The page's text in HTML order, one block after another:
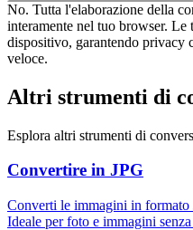
No. Tutta l'elaborazione della
interamente nel tuo browser.
dispositivo, garantendo privacy
veloce.
Altri strumenti di
Esplora altri strumenti di
Convertire in JPG
Converti le immagini in formato
Ideale per foto e immagini senza